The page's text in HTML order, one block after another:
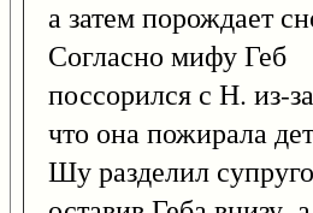
а затем порождает
Согласно мифу Геб
поссорился с Н. из-
что она пожирала
Шу разделил